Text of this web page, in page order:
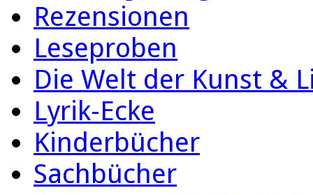
Rezensionen
Leseproben
Die Welt der Kunst &
Lyrik-Ecke
Kinderbücher
Sachbücher